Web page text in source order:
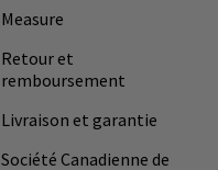
Measure
Retour et
remboursement
Livraison et garantie
Société Canadienne de